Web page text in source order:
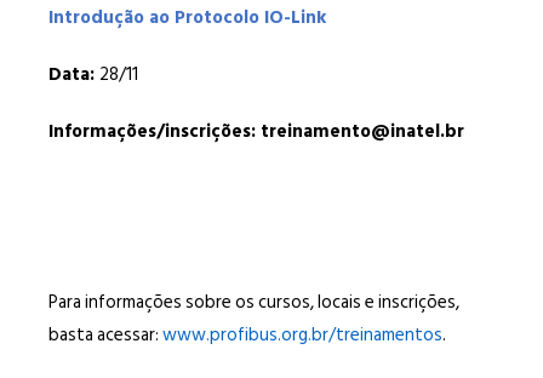
Introdução ao Protocolo IO-Link
Data: 28/11
Informações/inscrições: treinamento@inatel.br
Para informações sobre os cursos, locais e inscrições,
basta acessar:www.profibus.org.br/treinamentos.